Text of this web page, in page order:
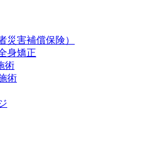
災害補償保険）
身矯正
術
術